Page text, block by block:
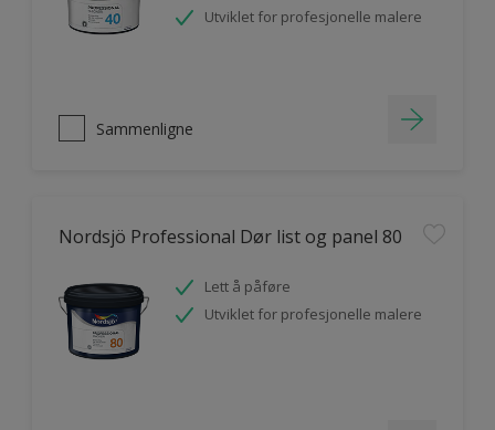
Utviklet for profesjonelle malere
Sammenligne
Nordsjö Professional Dør list og panel 80
Lett å påføre
Utviklet for profesjonelle malere